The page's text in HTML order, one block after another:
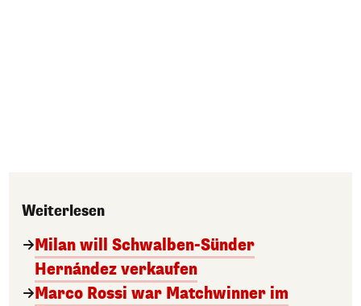
Weiterlesen
Milan will Schwalben-Sünder
Hernández verkaufen
Marco Rossi war Matchwinner im